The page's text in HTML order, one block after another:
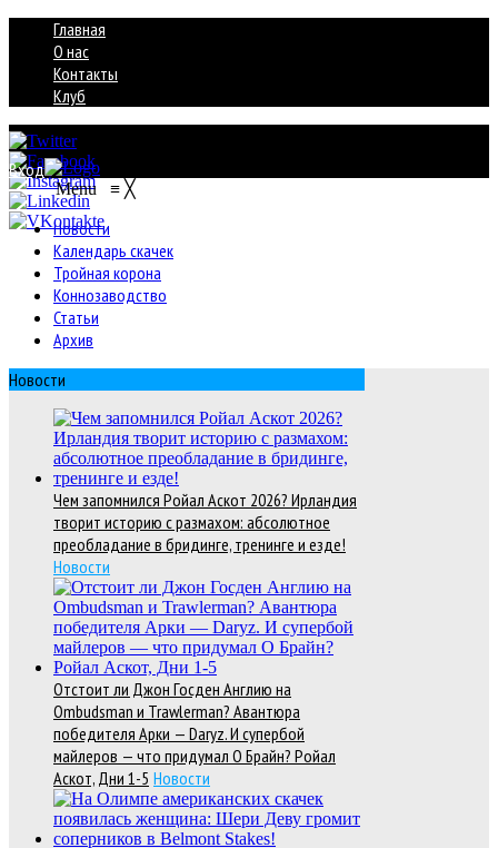
Главная
О нас
Контакты
Клуб
Вход
Menu ≡ ╳
Новости
Календарь скачек
Тройная корона
Коннозаводство
Статьи
Архив
Новости
Чем запомнился Ройал Аскот 2026? Ирландия
творит историю с размахом: абсолютное
преобладание в бридинге, тренинге и езде!
Новости
Отстоит ли Джон Госден Англию на
Ombudsman и Trawlerman? Авантюра
победителя Арки — Daryz. И супербой
майлеров — что придумал О Брайн? Ройал
Аскот, Дни 1-5 Новости